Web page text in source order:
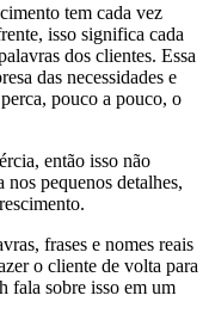
tem cada vez
isso significa cada
dos clientes. Essa
das necessidades e
pouco a pouco, o
então isso não
pequenos detalhes,
frases e nomes reais
o cliente de volta para
fala sobre isso em um